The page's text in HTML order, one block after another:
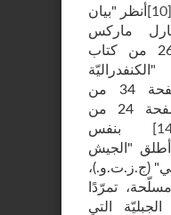
[
10
] أنظر "بيان
ماركس
بالصفحة 26 من كتاب
"الكنفدراليّة
بالصفحة 34 من
بالصفحة 24 من
]
بنفس
أطلق "الجيش
(ج.ز.ت.و.)،
تمرّدًا
التي